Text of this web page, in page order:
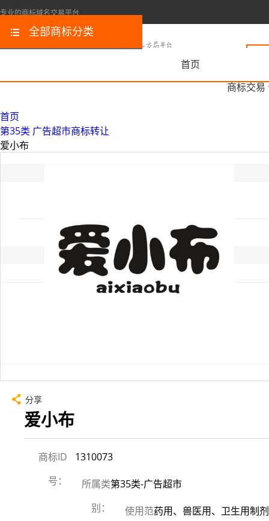
专业的商标域名交易平台
首页
商标交易
全部商标分类
首页
第35类 广告超市商标转让
爱小布
分享
爱小布
商标ID
号：
1310073
所属类
别：
第35类-广告超市
使用范药用、兽医用、卫生用制